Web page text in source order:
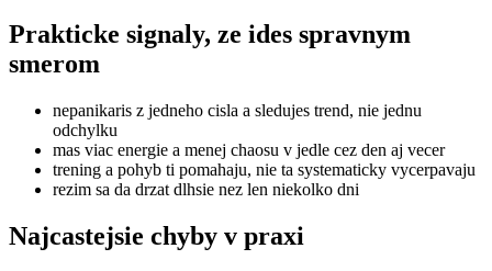
Prakticke signaly, ze ides spravnym
smerom
nepanikaris z jedneho cisla a sledujes trend, nie jednu
odchylku
mas viac energie a menej chaosu v jedle cez den aj vecer
trening a pohyb ti pomahaju, nie ta systematicky vycerpavaju
rezim sa da drzat dlhsie nez len niekolko dni
Najcastejsie chyby v praxi